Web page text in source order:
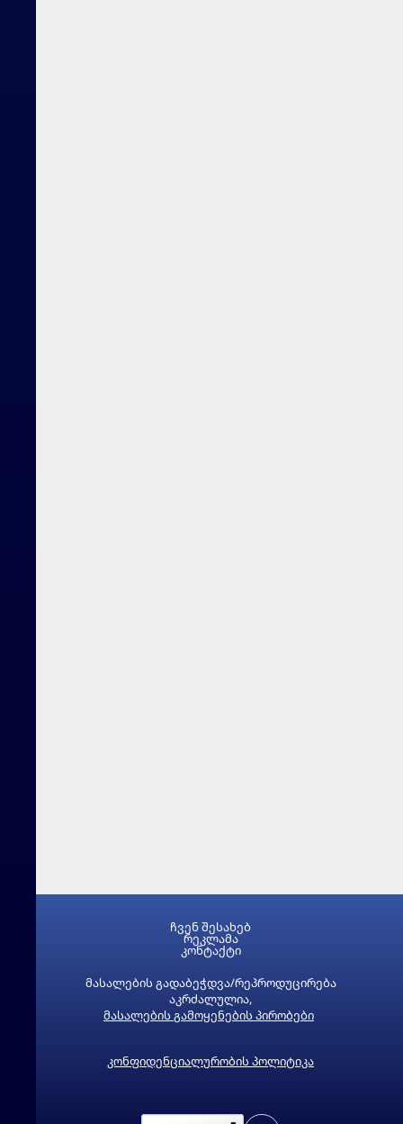
მასალების გადაბეჭდვა/რეპროდუცირება
აკრძალულია,
მასალების გამოყენების პირობები
კონფიდენციალურობის პოლიტიკა
ჩვენ შესახებ
რეკლამა
კონტაქტი